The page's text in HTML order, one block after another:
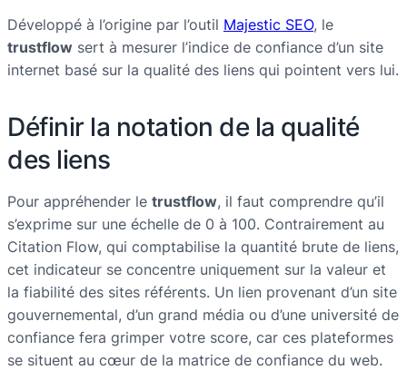
Développé à l’origine par l’outil Majestic SEO, le
trustflow sert à mesurer l’indice de confiance d’un site
internet basé sur la qualité des liens qui pointent vers lui.
Définir la notation de la qualité
des liens
Pour appréhender le trustflow, il faut comprendre qu’il
s’exprime sur une échelle de 0 à 100. Contrairement au
Citation Flow, qui comptabilise la quantité brute de liens,
cet indicateur se concentre uniquement sur la valeur et
la fiabilité des sites référents. Un lien provenant d’un site
gouvernemental, d’un grand média ou d’une université de
confiance fera grimper votre score, car ces plateformes
se situent au cœur de la matrice de confiance du web.